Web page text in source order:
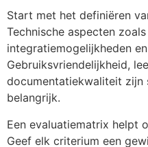
Start met het definiëren
Technische aspecten
integratiemogelijkheden
Gebruiksvriendelijkheid,
documentatiekwaliteit zijn
belangrijk.
Een evaluatiematrix helpt
Geef elk criterium een